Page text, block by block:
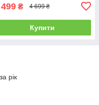
₴ 4 699 ₴
Купити
рік